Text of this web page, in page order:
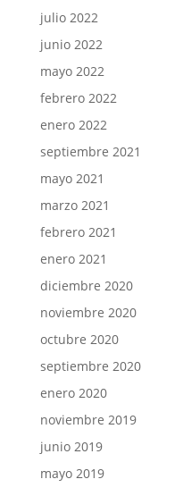
julio 2022
junio 2022
mayo 2022
febrero 2022
enero 2022
septiembre 2021
mayo 2021
marzo 2021
febrero 2021
enero 2021
diciembre 2020
noviembre 2020
octubre 2020
septiembre 2020
enero 2020
noviembre 2019
junio 2019
mayo 2019